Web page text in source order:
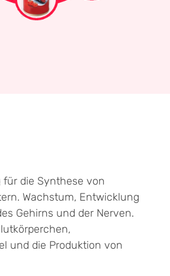
die Synthese von
Wachstum, Entwicklung
Gehirns und der Nerven.
und die Produktion von